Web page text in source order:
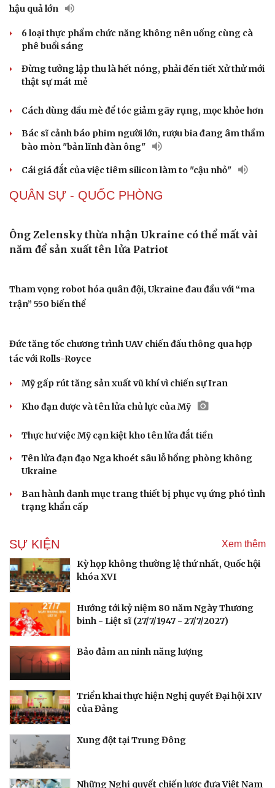
Cải chính
Meta bị buộc bồi thường 567 triệu USD vì gây hại cho trẻ
em
ChatGPT miễn phí được “cởi trói”, OpenAI thêm loạt
tính năng AI mới
Những nơi không nên đặt router Wi-Fi nếu muốn
Phụ nữ nên quan tâm đến sức khỏe tình dục tuổi
mãn kinh như thế nào?
Ngại khám bệnh, nhiều người tự chữa bệnh xã hội rồi nhận
6 loại thực phẩm chức năng không nên uống cùng cà
phê buổi sáng
thật sự mát mẻ
bào mòn "bản lĩnh đàn ông"
Cái giá đắt của việc tiêm silicon làm to "cậu nhỏ"
QUÂN SỰ - QUỐC PHÒNG
Ông Zelensky thừa nhận Ukraine có thể mất vài
năm để sản xuất tên lửa Patriot
Tham vọng robot hóa quân đội, Ukraine đau đầu với “ma
trận” 550 biến thể
Đức tăng tốc chương trình UAV chiến đấu thông qua hợp
tác với Rolls-Royce
Mỹ gấp rút tăng sản xuất vũ khí vì chiến sự Iran
Kho đạn dược và tên lửa chủ lực của Mỹ
Thực hư việc Mỹ cạn kiệt kho tên lửa đắt tiền
Tên lửa đạn đạo Nga khoét sâu lỗ hổng phòng không
Ukraine
Ban hành danh mục trang thiết bị phục vụ ứng phó tình
trạng khẩn cấp